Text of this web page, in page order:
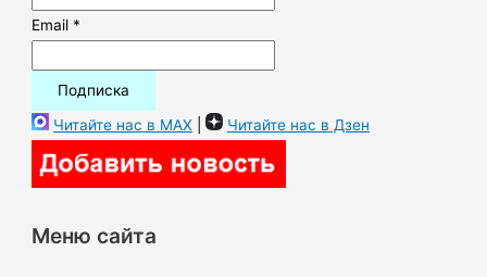
Email *
Читайте нас в MAX | Читайте нас в Дзен
Меню сайта